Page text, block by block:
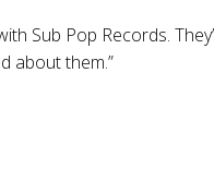
Sub Pop Records.
about them.”